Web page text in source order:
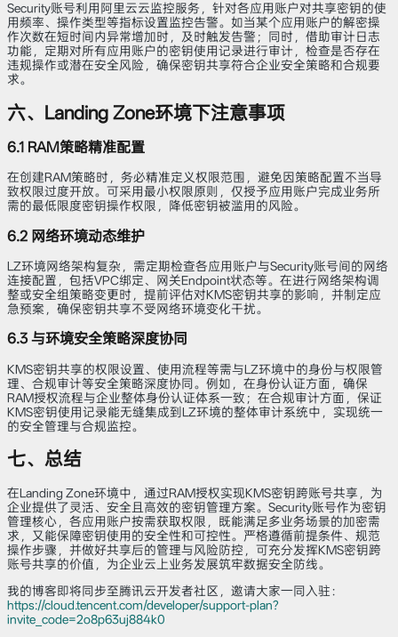
Security账号利用阿里云云监控服务，针对各应用账户对共享密钥的使
用频率、操作类型等指标设置监控告警。如当某个应用账户的解密操
作次数在短时间内异常增加时，及时触发告警；同时，借助审计日志
功能，定期对所有应用账户的密钥使用记录进行审计，检查是否存在
违规操作或潜在安全风险，确保密钥共享符合企业安全策略和合规要
求。
六、Landing Zone环境下注意事项
6.1 RAM策略精准配置
在创建RAM策略时，务必精准定义权限范围，避免因策略配置不当导
致权限过度开放。可采用最小权限原则，仅授予应用账户完成业务所
需的最低限度密钥操作权限，降低密钥被滥用的风险。
6.2 网络环境动态维护
LZ环境网络架构复杂，需定期检查各应用账户与Security账号间的网络
连接配置，包括VPC绑定、网关Endpoint状态等。在进行网络架构调
整或安全组策略变更时，提前评估对KMS密钥共享的影响，并制定应
急预案，确保密钥共享不受网络环境变化干扰。
6.3 与环境安全策略深度协同
KMS密钥共享的权限设置、使用流程等需与LZ环境中的身份与权限管
理、合规审计等安全策略深度协同。例如，在身份认证方面，确保
RAM授权流程与企业整体身份认证体系一致；在合规审计方面，保证
KMS密钥使用记录能无缝集成到LZ环境的整体审计系统中，实现统一
的安全管理与合规监控。
七、总结
在Landing Zone环境中，通过RAM授权实现KMS密钥跨账号共享，为
企业提供了灵活、安全且高效的密钥管理方案。Security账号作为密钥
管理核心，各应用账户按需获取权限，既能满足多业务场景的加密需
求，又能保障密钥使用的安全性和可控性。严格遵循前提条件、规范
操作步骤，并做好共享后的管理与风险防控，可充分发挥KMS密钥跨
账号共享的价值，为企业云上业务发展筑牢数据安全防线。
我的博客即将同步至腾讯云开发者社区，邀请大家一同入驻：
https://cloud.tencent.com/developer/support-plan?
invite_code=2o8p63uj884k0